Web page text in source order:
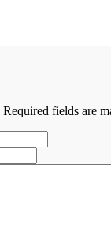
Required fields are